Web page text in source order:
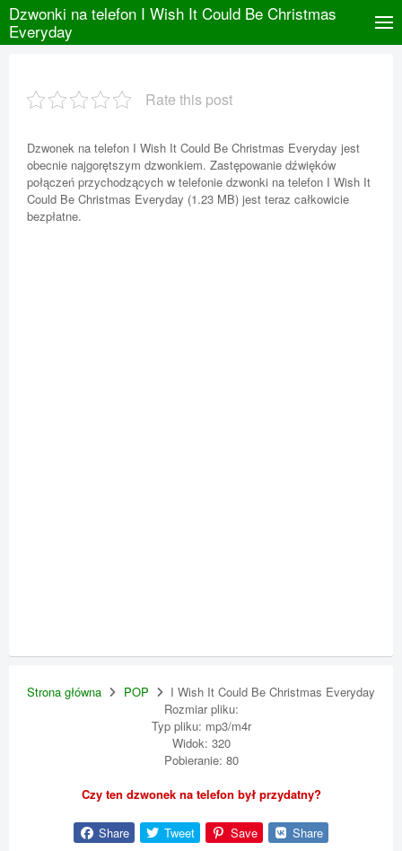
Dzwonki na telefon I Wish It Could Be Christmas
Everyday
Rate this post
Dzwonek na telefon I Wish It Could Be Christmas Everyday jest
obecnie najgorętszym dzwonkiem. Zastępowanie dźwięków
połączeń przychodzących w telefonie dzwonki na telefon I Wish It
Could Be Christmas Everyday (1.23 MB) jest teraz całkowicie
bezpłatne.
Strona główna POP
I Wish It Could Be Christmas Everyday
Rozmiar pliku:
Typ pliku: mp3/m4r
Widok: 320
Pobieranie: 80
Czy ten dzwonek na telefon był przydatny?
Share Tweet Save Share